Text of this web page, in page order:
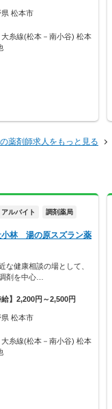
県 松本市
大糸線(松本－南小谷) 松本
薬剤師求人をもっと見る
ルバイト 調剤薬局
小林 湯の原スズラン薬
な健康相談の場として、
剤を中心…
給】2,200円～2,500円
県 松本市
大糸線(松本－南小谷) 松本